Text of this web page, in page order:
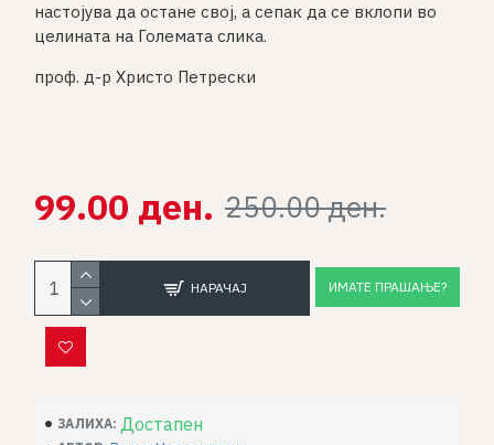
настојува да остане свој, а сепак да се вклопи во
целината на Големата слика.
проф. д-р Христо Петрески
ЗАЛИХА: Достапен
99.00 ден. 250.00 ден.
НАРАЧАЈ ИМАТЕ ПРАШАЊЕ?